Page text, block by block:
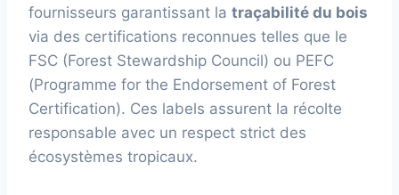
fournisseurs garantissant la traçabilité du bois
via des certifications reconnues telles que le
FSC (Forest Stewardship Council) ou PEFC
(Programme for the Endorsement of Forest
Certification). Ces labels assurent la récolte
responsable avec un respect strict des
écosystèmes tropicaux.